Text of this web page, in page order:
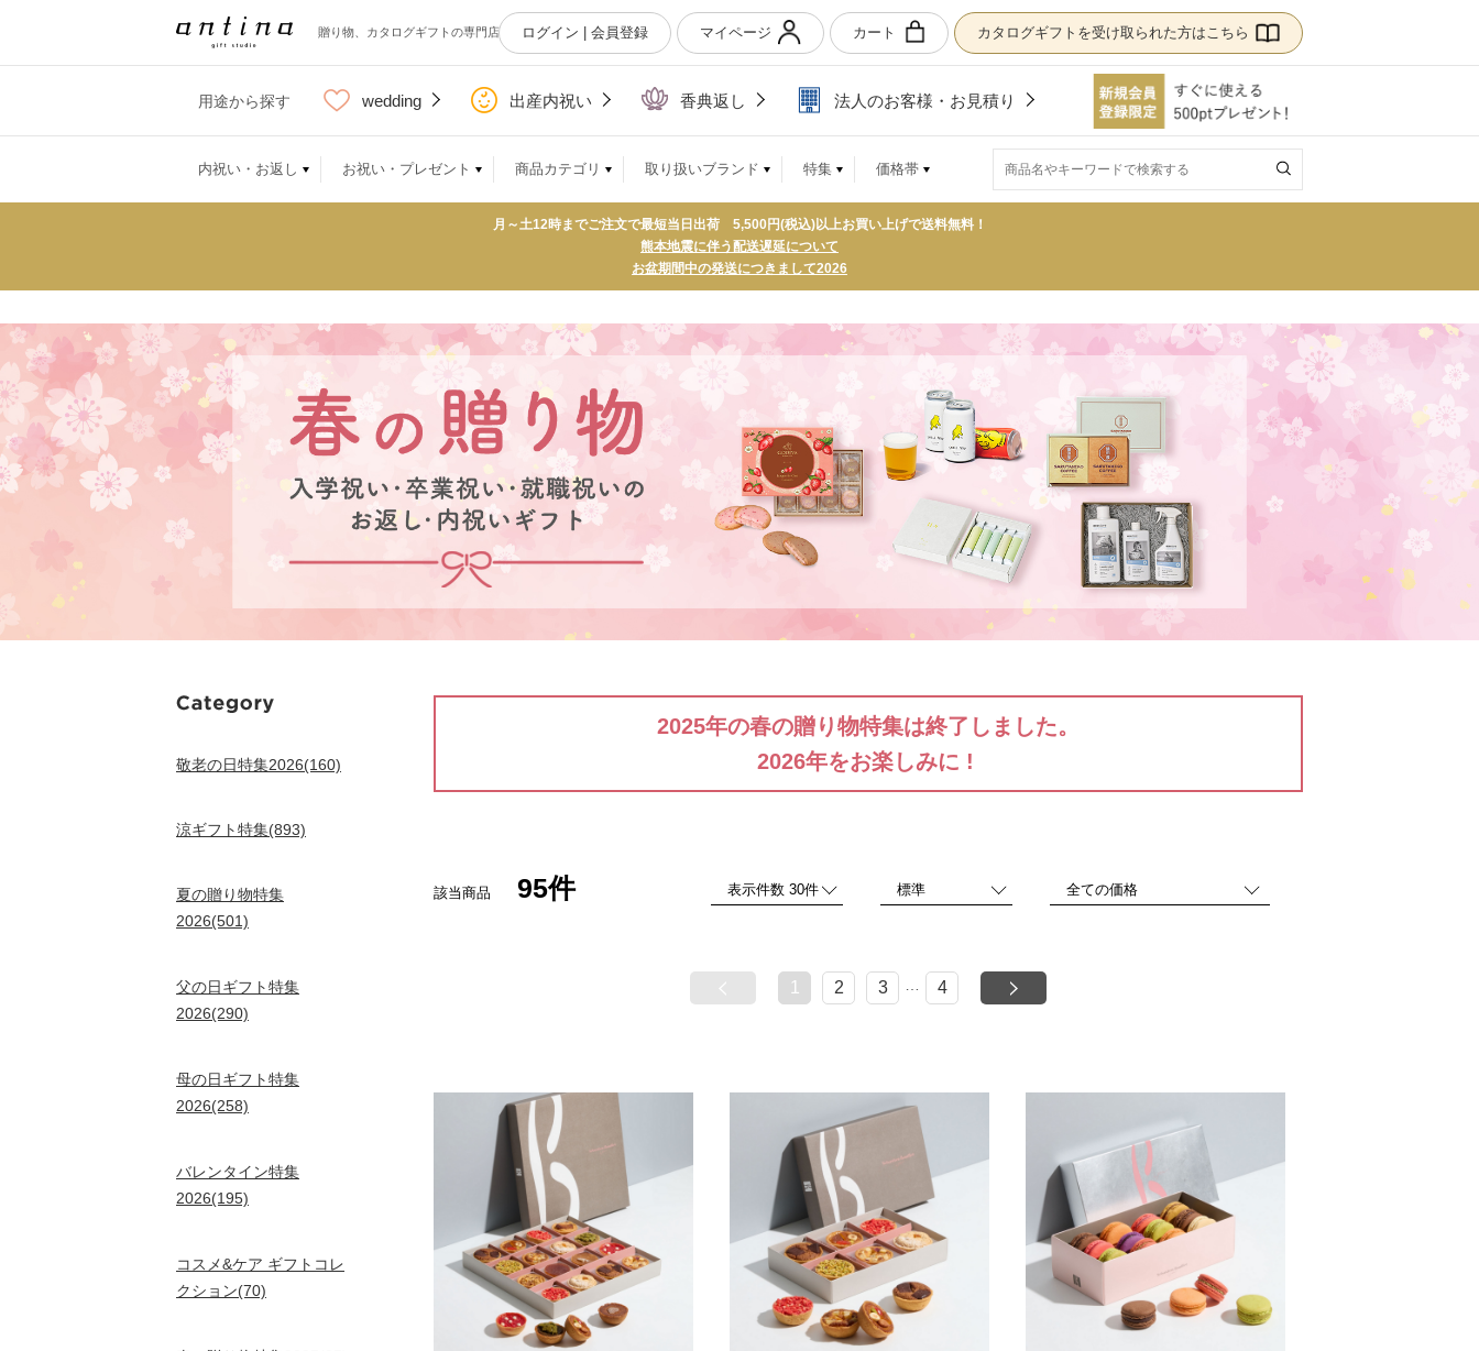
贈り物、カタログギフトの専門店 ログイン | 会員登録 マイページ カート カタログギフトを受け取られた方はこちら
用途から探す wedding 出産内祝い 香典返し 法人のお客様・お見積り
内祝い・お返し お祝い・プレゼント 商品カテゴリ 取り扱いブランド 特集 価格帯
月～土12時までご注文で最短当日出荷 5,500円(税込)以上お買い上げで送料無料！
熊本地震に伴う配送遅延について
お盆期間中の発送につきまして2026
敬老の日特集2026(160)
涼ギフト特集(893)
夏の贈り物特集
2026(501)
父の日ギフト特集
2026(290)
母の日ギフト特集
2026(258)
バレンタイン特集
2026(195)
コスメ&ケア ギフトコレ
クション(70)
2025年の春の贈り物特集は終了しました。
2026年をお楽しみに !
該当商品 95件
1 2 3 4